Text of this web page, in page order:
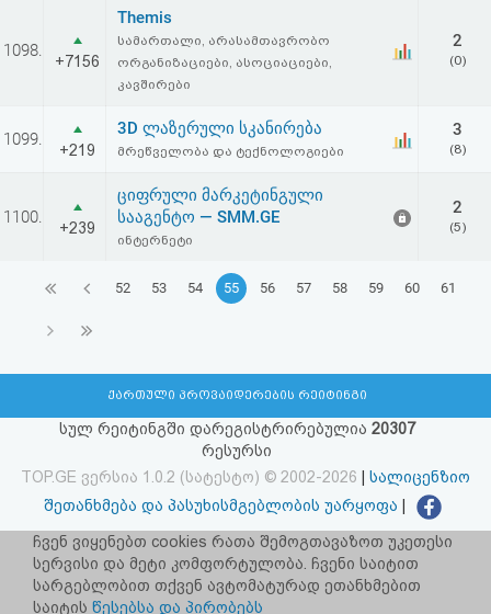
1098.
+7156
Themis
სამართალი, არასამთავრობო
ორგანიზაციები, ასოციაციები,
კავშირები
2
(0)
1099.
+219
3D ლაზერული სკანირება
მრეწველობა და ტექნოლოგიები
3
(8)
1100.
+239
ციფრული მარკეტინგული
სააგენტო — SMM.GE
ინტერნეტი
2
(5)
52 53 54 55 56 57 58 59 60 61
ქართული პროვაიდერების რეიტინგი
სულ რეიტინგში დარეგისტრირებულია 20307
რესურსი
TOP.GE ვერსია 1.0.2 (სატესტო) © 2002-2026
სალიცენზიო
შეთანხმება და პასუხისმგებლობის უარყოფა
facebook.com/TOP.GE
იხილეთ TOP.GE - ის ძველი ვერსია ბმულზე
ჩვენ ვიყენებთ cookies რათა შემოგთავაზოთ უკეთესი
სერვისი და მეტი კომფორტულობა. ჩვენი საიტით
სარგებლობით თქვენ ავტომატურად ეთანხმებით
საიტის წესებსა და პირობებს